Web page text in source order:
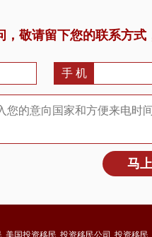
，敬请留下您的联系方式
手 机
马
美国投资移民 投资移民公司 投资移民